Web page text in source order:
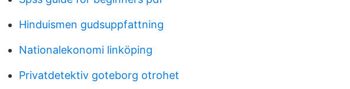
Hinduismen gudsuppfattning
Nationalekonomi linköping
Privatdetektiv goteborg otrohet